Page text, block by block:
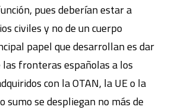
pues deberían estar a
civiles y no de un cuerpo
papel que desarrollan es dar
fronteras españolas a los
con la OTAN, la UE o la
sumo se despliegan no más de